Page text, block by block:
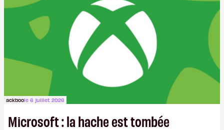
ackboole 6 juillet 2026
Microsoft : la hache est tombée